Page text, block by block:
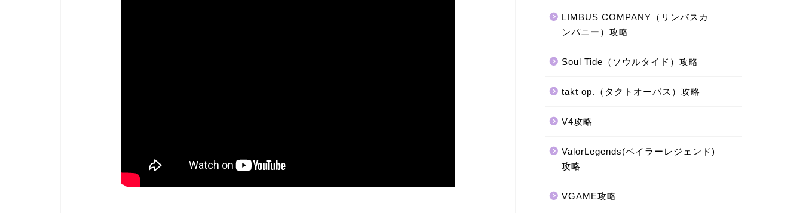
LIMBUS COMPANY（リンバスカ
ンパニー）攻略
Soul Tide（ソウルタイド）攻略
takt op.（タクトオーパス）攻略
V4攻略
ValorLegends(ベイラーレジェンド)
攻略
VGAME攻略